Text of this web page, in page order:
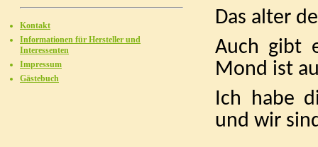
Das alter
Auch gibt
Mond ist
Ich habe
und wir
Kontakt
Informationen für Hersteller und
Interessenten
Impressum
Gästebuch